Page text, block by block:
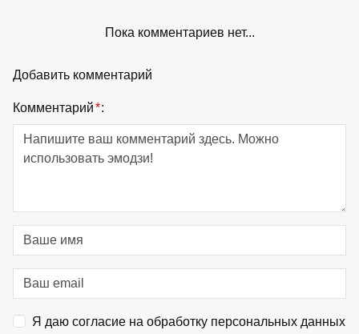
Пока комментариев нет...
Добавить комментарий
Комментарий*:
Я даю согласие на обработку персональных данных